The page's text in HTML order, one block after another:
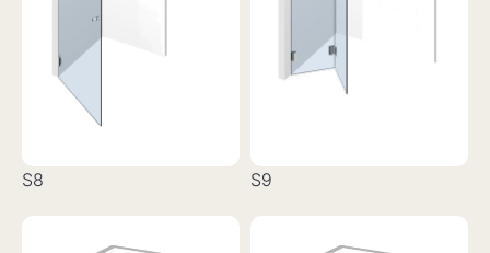
S8 S9